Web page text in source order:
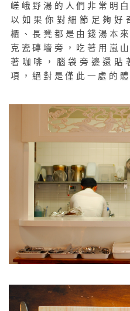
嵯峨野湯的人們非常明
以如果你對細節足夠好
櫃、長凳都是由錢湯本
克瓷磚墻旁，吃著用嵐
著咖啡，腦袋旁邊還貼
項，絕對是僅此一處的體